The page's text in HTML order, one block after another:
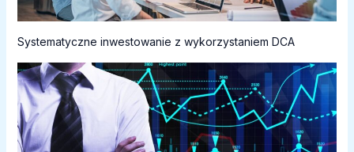
Systematyczne inwestowanie z wykorzystaniem DCA